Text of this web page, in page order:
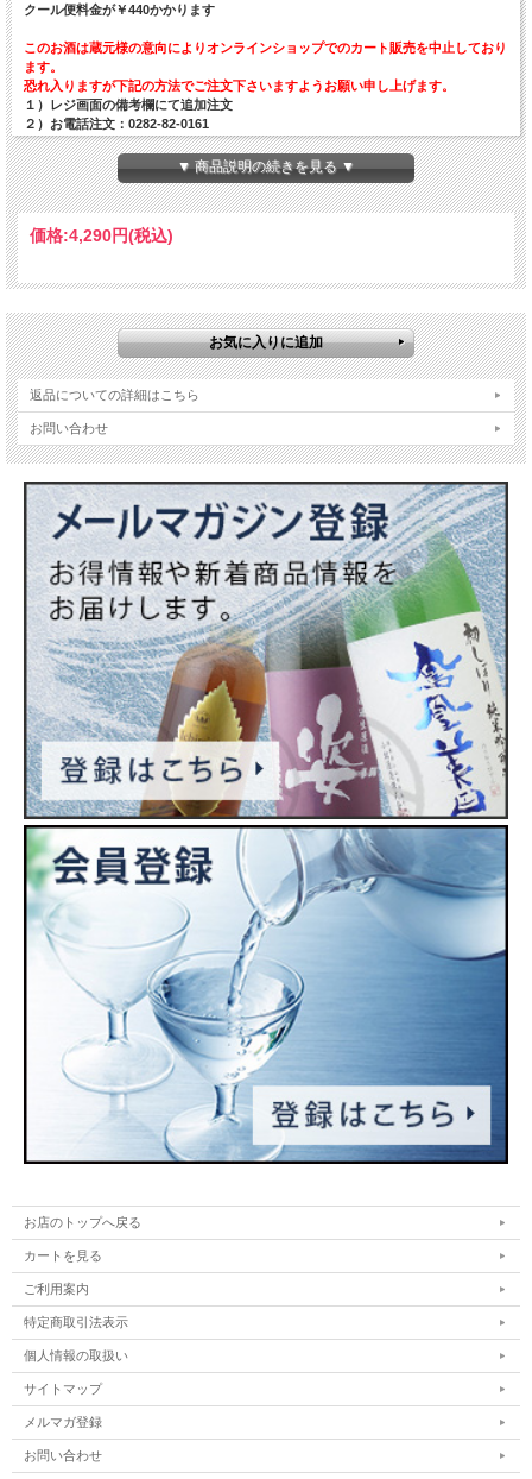
クール便料金が￥440かかります
このお酒は蔵元様の意向によりオンラインショップでのカート販売を中止しており
ます。
恐れ入りますが下記の方法でご注文下さいますようお願い申し上げます。
１）レジ画面の備考欄にて追加注文
２）お電話注文：0282-82-0161
◆ましだやコメント
約400年の歴史を持つ富山県最古の酒蔵、林酒造場の代表的かつ新鋭ブランドが
「林（はやし）」です。シリーズは全て純米仕込み。厳選された産地の酒米100%
はフルーティーな印象で、充実感のある旨味に加えみずみずしい質感の酸が全体を
原材料…米（国産）・米こうじ（国産米）
原料米…富山県産 五百万石
精米歩合…55%
日本酒度…+2
酸度…1.7
アミノ酸度…
使用酵母…協会901号
アルコール度数…16%
▼ 商品説明の続きを見る ▼
価格:4,290円(税込)
返品についての詳細はこちら
お問い合わせ
お店のトップへ戻る
カートを見る
ご利用案内
特定商取引法表示
個人情報の取扱い
サイトマップ
メルマガ登録
お問い合わせ